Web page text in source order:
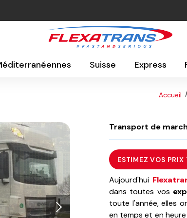
Suisse Express
Accueil
Transport de
ESTIMEZ VOS PRIX
Aujourd'hui
dans toutes vos
toute l'année, elles
en temps et en